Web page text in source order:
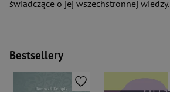
świadczące o jej wszechstronnej wiedzy.
Bestsellery